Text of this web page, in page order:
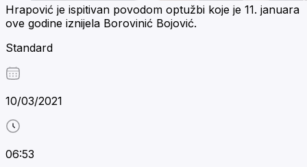
Hrapović je ispitivan povodom optužbi koje je 11. januara
ove godine iznijela Borovinić Bojović.
Standard
10/03/2021
06:53